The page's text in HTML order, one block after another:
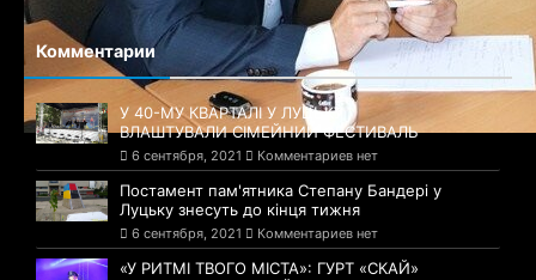
Комментарии
У 40-МУ КВАРТАЛІ У ЛУЦЬКУ
ВЛАШТУВАЛИ СІМЕЙНИЙ ФЕСТИВАЛЬ
6 сентября, 2021 Комментариев нет
Постамент пам'ятника Степану Бандері у
Луцьку знесуть до кінця тижня
6 сентября, 2021 Комментариев нет
«У РИТМІ ТВОГО МІСТА»: ГУРТ «СКАЙ»